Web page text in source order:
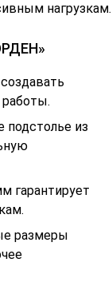
нагрузкам.
подстолье из
гарантирует
размеры